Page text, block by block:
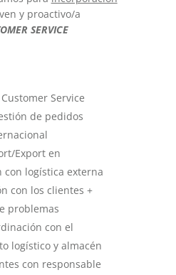
y proactivo/a
SERVICE
Service
de pedidos
Export en
con logística externa
con los clientes +
problemas
con el
logístico y almacén
con responsable